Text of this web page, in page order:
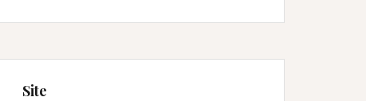
Site